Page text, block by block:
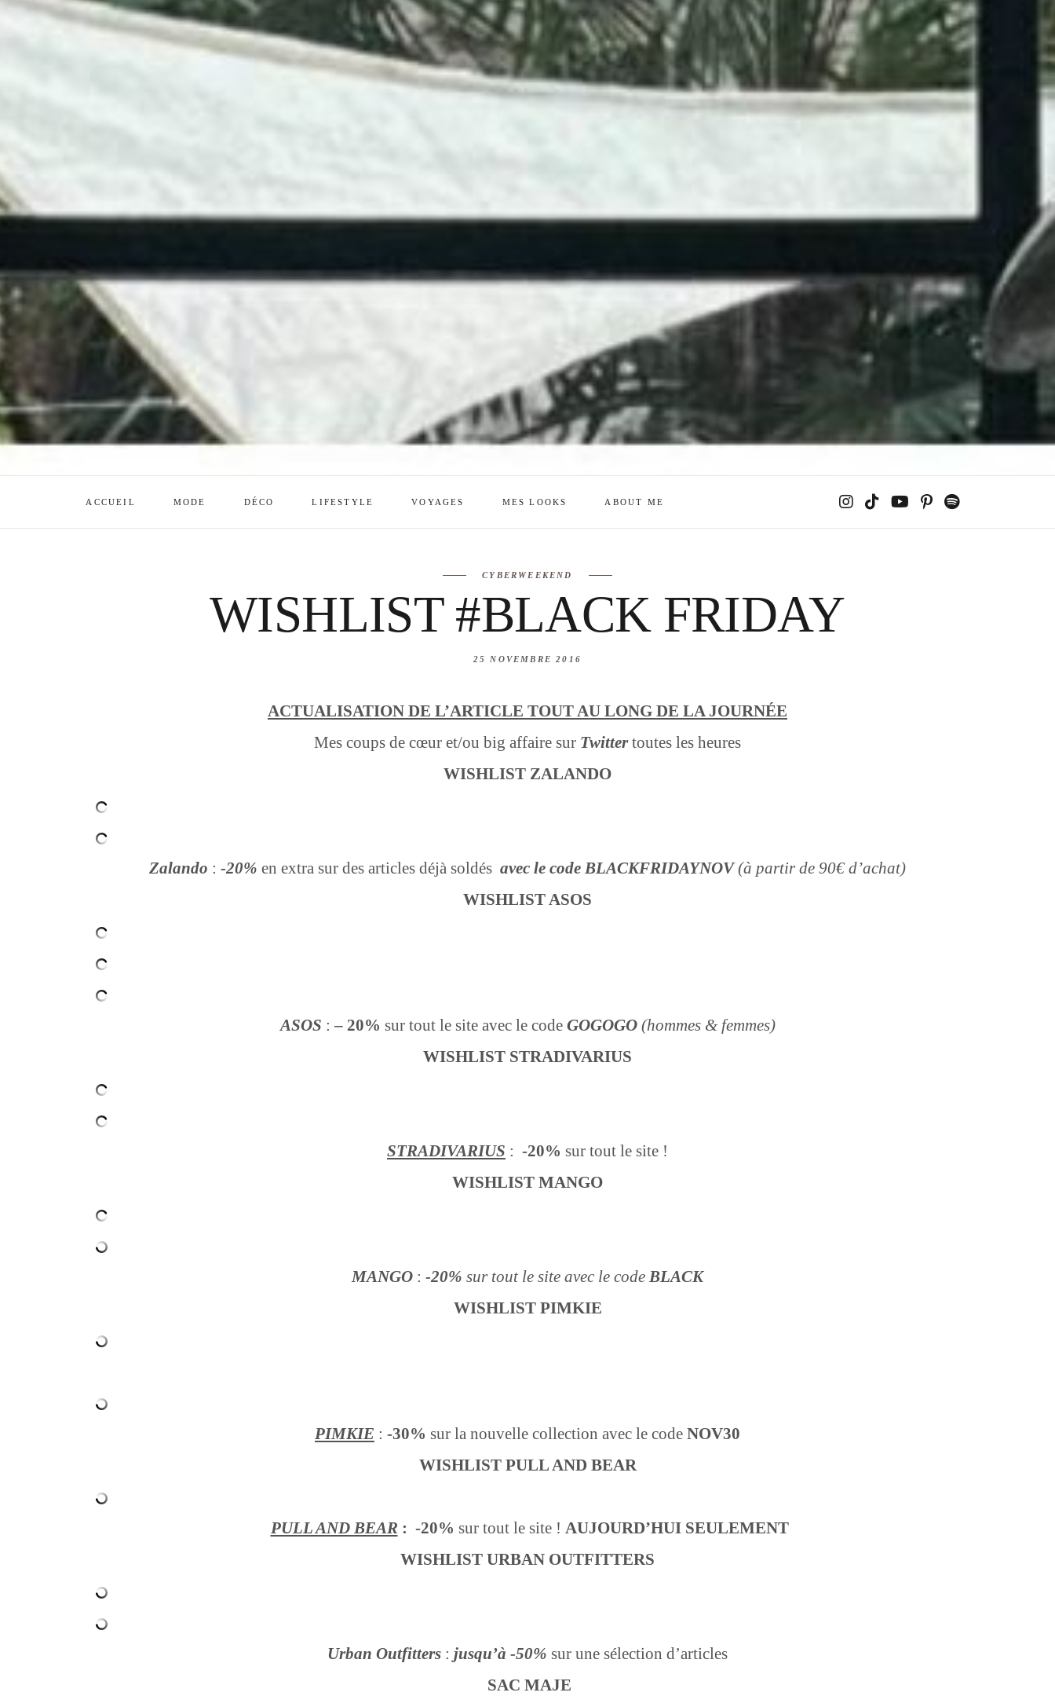
ACCUEIL MODE DÉCO LIFESTYLE VOYAGES MES LOOKS ABOUT ME
Voilà Beauté
CYBERWEEKEND
WISHLIST #BLACK FRIDAY
25 NOVEMBRE 2016
ACTUALISATION DE L’ARTICLE TOUT AU LONG DE LA JOURNÉE
Mes coups de cœur et/ou big affaire sur Twittertoutes les heures
WISHLIST ZALANDO
Zalando : -20% en extra sur des articles déjà soldés avec le code BLACKFRIDAYNOV(à partir de 90€ d’achat)
WISHLIST ASOS
ASOS :– 20% sur tout le site avec le code GOGOGO (hommes & femmes)
WISHLIST STRADIVARIUS
STRADIVARIUS : -20% sur tout le site !
WISHLIST MANGO
MANGO : -20% sur tout le site avec le code BLACK
WISHLIST PIMKIE
PIMKIE : -30% sur la nouvelle collection avec le code NOV30
WISHLIST PULL AND BEAR
PULL AND BEAR : -20% sur tout le site ! AUJOURD’HUI SEULEMENT
WISHLIST URBAN OUTFITTERS
Urban Outfitters : jusqu’à -50% sur une sélection d’articles
SAC MAJE